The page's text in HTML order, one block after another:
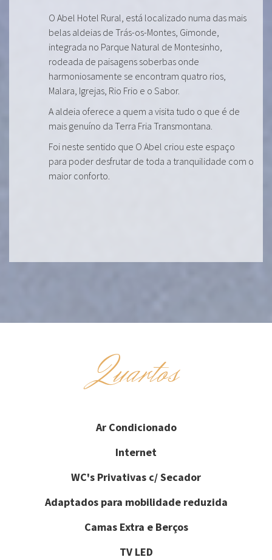
O Abel Hotel Rural, está localizado numa das mais
belas aldeias de Trás-os-Montes, Gimonde,
integrada no Parque Natural de Montesinho,
rodeada de paisagens soberbas onde
harmoniosamente se encontram quatro rios,
Malara, Igrejas, Rio Frio e o Sabor.
A aldeia oferece a quem a visita tudo o que é de
mais genuíno da Terra Fria Transmontana.
Foi neste sentido que O Abel criou este espaço
para poder desfrutar de toda a tranquilidade com o
maior conforto.
Quartos
Ar Condicionado
Internet
WC's Privativas c/ Secador
Adaptados para mobilidade reduzida
Camas Extra e Berços
TV LED